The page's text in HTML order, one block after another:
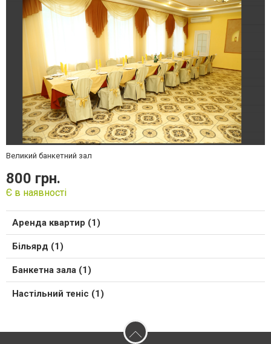
Великий банкетний зал
800 грн.
Є в наявності
Аренда квартир (1)
Більярд (1)
Банкетна зала (1)
Настільний теніс (1)